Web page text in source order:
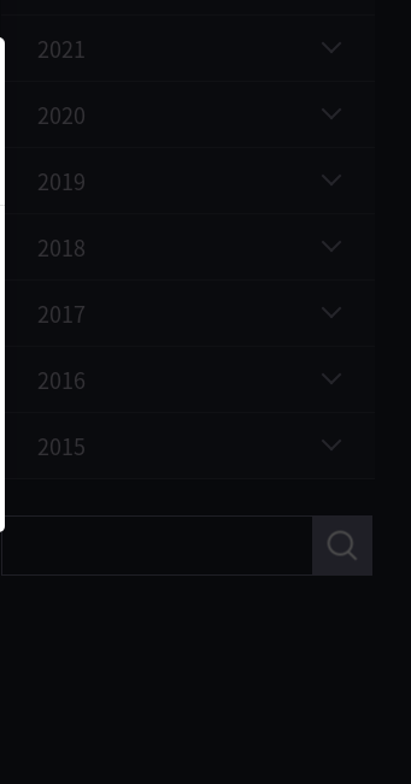
2021
2020
2019
2018
2017
2016
2015
検